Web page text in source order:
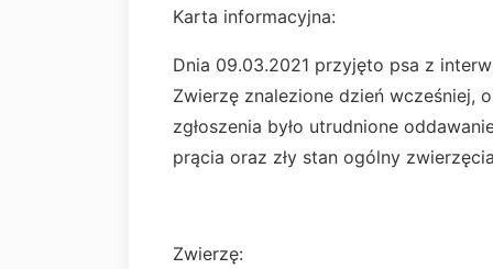
Karta informacyjna:
Dnia 09.03.2021 przyjęto psa z
Zwierzę znalezione dzień wcześniej,
zgłoszenia było utrudnione
prącia oraz zły stan ogólny
Zwierzę: